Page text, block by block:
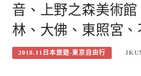
音、上野之森美術
林、大佛、東照宮、
2018.11日本旅遊-東京自由行